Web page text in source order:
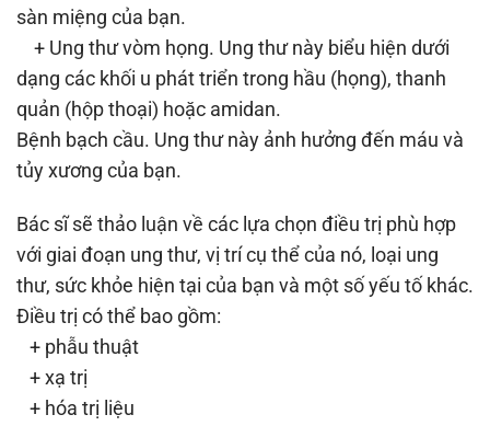
sàn miệng của bạn.
+ Ung thư vòm họng. Ung thư này biểu hiện dưới
dạng các khối u phát triển trong hầu (họng), thanh
quản (hộp thoại) hoặc amidan.
Bệnh bạch cầu. Ung thư này ảnh hưởng đến máu và
tủy xương của bạn.
Bác sĩ sẽ thảo luận về các lựa chọn điều trị phù hợp
với giai đoạn ung thư, vị trí cụ thể của nó, loại ung
thư, sức khỏe hiện tại của bạn và một số yếu tố khác.
Điều trị có thể bao gồm:
+ phẫu thuật
+ xạ trị
+ hóa trị liệu